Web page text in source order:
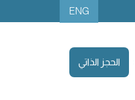
ENG
الحجز الذاتي